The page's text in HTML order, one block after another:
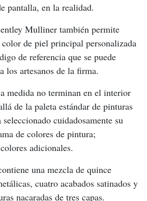
pantalla, en la realidad.
Mulliner también permite
de piel principal personalizada
de referencia que se puede
los artesanos de la firma.
medida no terminan en el interior
de la paleta estándar de pinturas
cuidadosamente su
de colores de pintura;
adicionales.
una mezcla de quince
cuatro acabados satinados y
nacaradas de tres capas.